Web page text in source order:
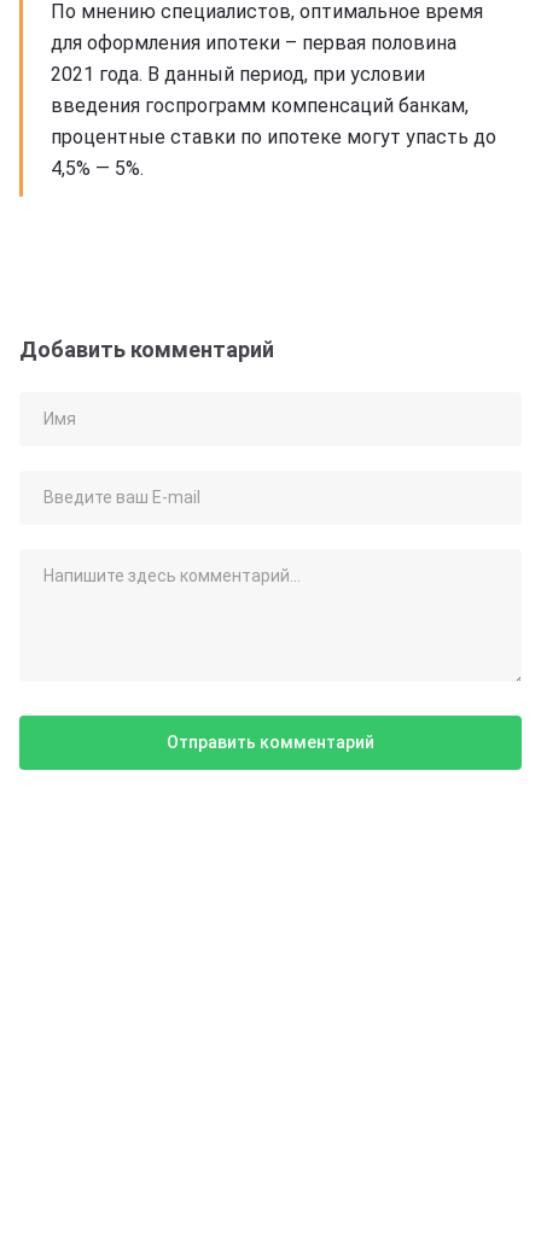
По мнению специалистов, оптимальное время
для оформления ипотеки – первая половина
2021 года. В данный период, при условии
введения госпрограмм компенсаций банкам,
процентные ставки по ипотеке могут упасть до
4,5% — 5%.
Добавить комментарий